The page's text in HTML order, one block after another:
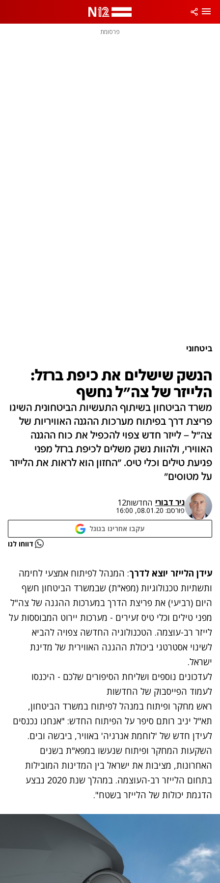
פרסומת
ביטחוני
הנשק שישלים את כיפת ברזל:
הלייזר של צה"ל נחשף
משרד הביטחון בשיתוף התעשיות הביטחונית השיגו
פריצת דרך בפיתוח מערכות ההגנה האוויריות של
צה"ל – לייזר חדש צפוי להכפיל את כוח ההגנה
האווירי, ולהוות נשק משלים לכיפת ברזל מפני
פגיעת טילים וכלי טיס. "החזון הוא לראות את הלייזר
על מטוסים"
ניר דבורי החדשות12
פורסם: 08.01.20, 16:00
עקבו אחרינו בגוגל
נתקלנו בבעיה דווחו לנו
עידן הלייזר יוצא לדרך: המנהל לפיתוח אמצעי לחימה
ותשתיות טכנולוגיות (מפא"ת) שבמשרד הביטחון חשף
היום (רביעי) את פריצת הדרך במערכות ההגנה של צה"ל
מפני טילים וכלי טיס זעירים - מערכות יירוט המבוססות על
לייזר רב-עוצמה. הטכנולוגיה החדשה צפויה להביא
לשינוי אסטרטגי ביכולת ההגנה האווירית של מדינת
ישראל.
לעדכונים נוספים ושליחת הסיפורים שלכם - היכנסו
לעמוד הפייסבוק של החדשות
ראש מחקר ופיתוח במנהל לפיתוח במשרד הביטחון,
תא"ל יניב רותם סיפר על הפיתוח החדש: "אנחנו נכנסים
לעידן חדש של 'לוחמת אנרגיה' באוויר, ביבשה ובים.
השקעות המחקר ופיתוח שנעשו במפא"ת בשנים
האחרונות, מציבות את ישראל בין המדינות המובילות
בתחום הלייזר רב-העוצמה. במהלך שנת 2020 נבצע
הדגמת יכולות של הלייזר בשטח".